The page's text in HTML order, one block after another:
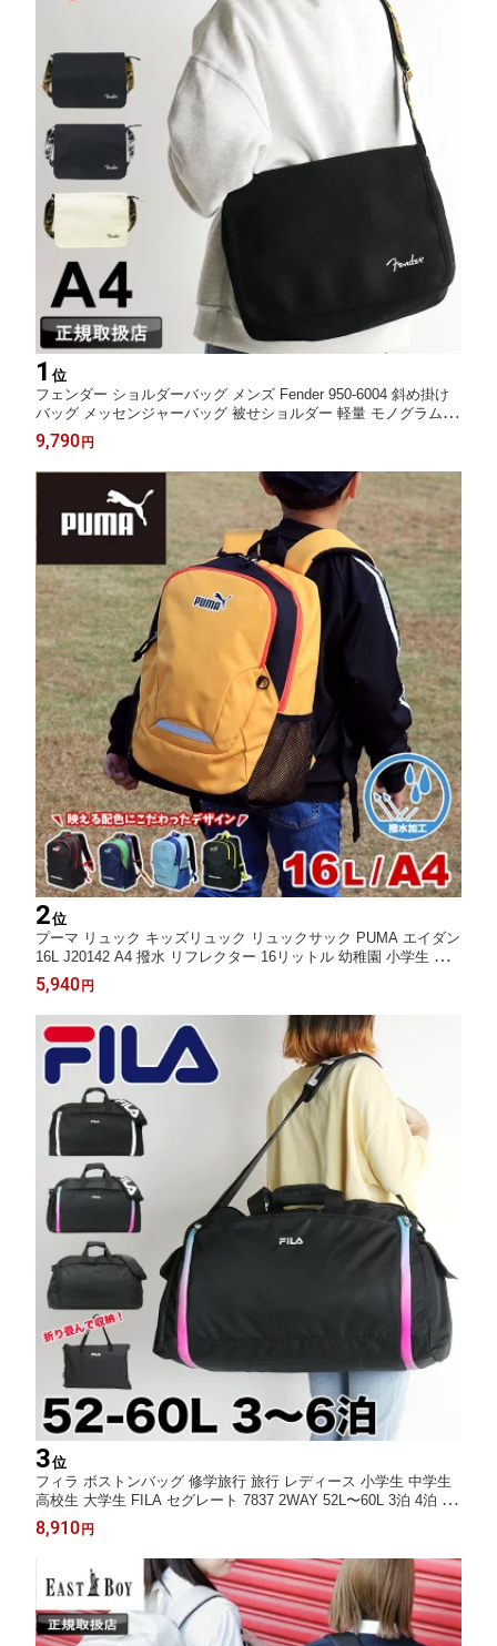
1 位
フェンダー ショルダーバッグ メンズ Fender 950-6004 斜め掛け
バッグ メッセンジャーバッグ 被せショルダー 軽量 モノグラムス
トラップ A4 コットン キャンバス 通勤 通学 旅行 スポーツ レジ
ャー レディース 男女兼用 オシャレ カジュアル 人気 正規品
9,790 円
2位
プーマ リュック キッズリュック リュックサック PUMA エイダン
16L J20142 A4 撥水 リフレクター 16リットル 幼稚園 小学生 低
学年 幼児 幼稚園 保育園 通園 通学 遠足 デイパック キッズ ジュ
ニア 子ども 子供 カッコイイ オシャレ 男の子 女の子 ブランド 人
気
5,940 円
3位
フィラ ボストンバッグ 修学旅行 旅行 レディース 小学生 中学生
高校生 大学生 FILA セグレート 7837 2WAY 52L〜60L 3泊 4泊 5
泊 6泊 大容量 拡張 折りたたみ 55センチ トラベル 出張 林間学校
アウトドア スポーツ レジャー 部活 合宿 メンズ ジュニア 学生 男
8,910 円